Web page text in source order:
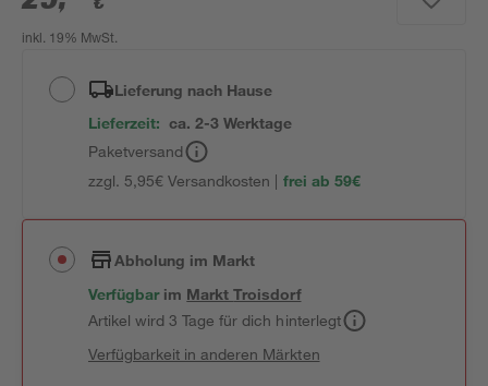
inkl. 19% MwSt.
Lieferung nach Hause
Lieferzeit: ca. 2-3 Werktage
Paketversand
zzgl. 5,95€ Versandkosten | frei ab 59€
Abholung im Markt
Verfügbar im MarktTroisdorf
Artikel wird 3 Tage für dich hinterlegt
Verfügbarkeit in anderen Märkten